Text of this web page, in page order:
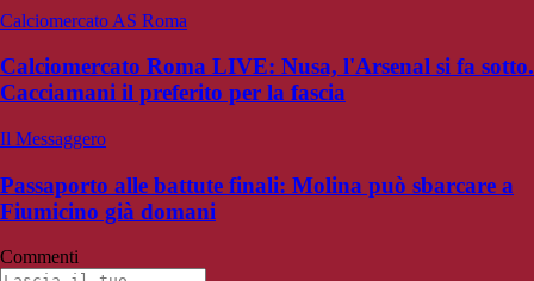
Calciomercato AS Roma
Calciomercato Roma LIVE: Nusa, l'Arsenal si fa sotto.
Cacciamani il preferito per la fascia
Il Messaggero
Passaporto alle battute finali: Molina può sbarcare a
Fiumicino già domani
Commenti